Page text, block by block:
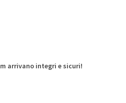
arrivano integri e sicuri!